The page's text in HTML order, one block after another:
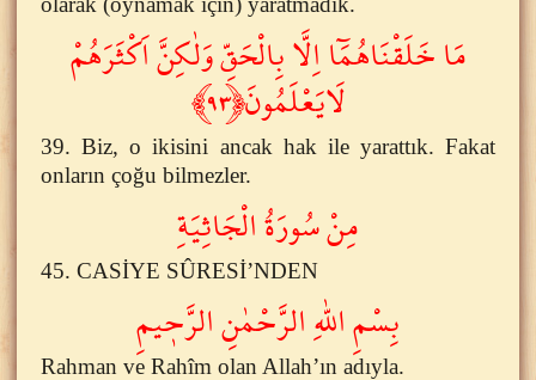
مَا خَلَقْنَاهُمَٓا اِلَّا بِالْحَقِّ وَلٰكِنَّ اَكْثَرَهُمْ
لَايَعْلَمُونَ﴿٩٣﴾
39. Biz, o ikisini ancak hak ile yarattık. Fakat
onların çoğu bilmezler.
مِنْ سُورَةُ الْجَاثِيَةِ
45. CASİYE SÛRESİ’NDEN
بِسْمِ اللّٰهِ الرَّحْمٰنِ الرَّح۪يمِ
Rahman ve Rahîm olan Allah’ın adıyla.